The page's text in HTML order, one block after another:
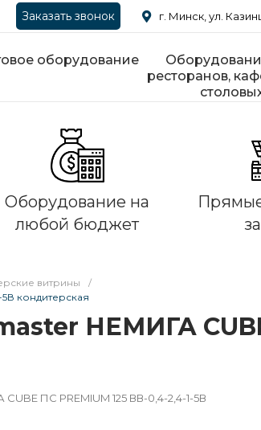
Заказать звонок г. Минск, ул.
оборудование
ресторанов,
Оборудование на
любой бюджет
витрины
/
кондитерская
НЕМИГА
ПС PREMIUM 125 ВВ-0,4-2,4-1-5В